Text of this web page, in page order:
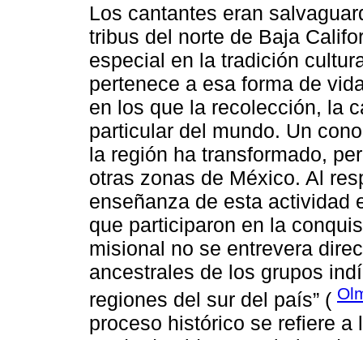
Los cantantes eran
tribus del norte de Baja
especial en la tradición
pertenece a esa forma de
en los que la recolección, la
particular del mundo. Un
la región ha transformado,
otras zonas de México. Al
enseñanza de esta actividad
que participaron en la
misional no se entrevera
ancestrales de los grupos
regiones del sur del país” (
proceso histórico se refiere